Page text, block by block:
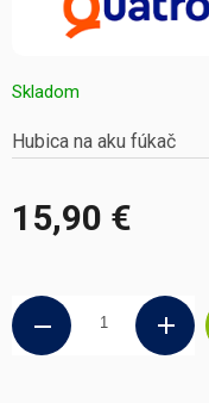
15,90 €
Skladom
Hubica na aku fúkač